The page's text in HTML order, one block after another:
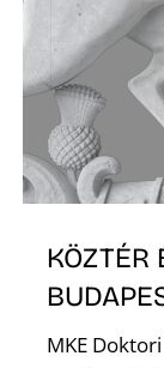
KÖZTÉR
MKE